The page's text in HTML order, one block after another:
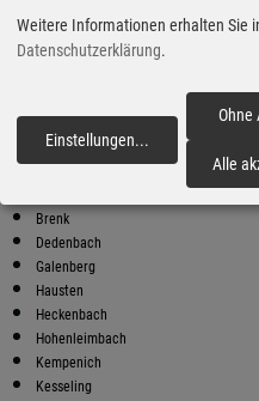
An der B258
Preiswerter tanken - finden
Preise in Ihrer Stadt
Brenk
Dedenbach
Galenberg
Hausten
Heckenbach
Hohenleimbach
Kempenich
Kesseling
Weitere Informationen erhalten Sie
Datenschutzerklärung.
Einstellungen...
Ohne
Alle